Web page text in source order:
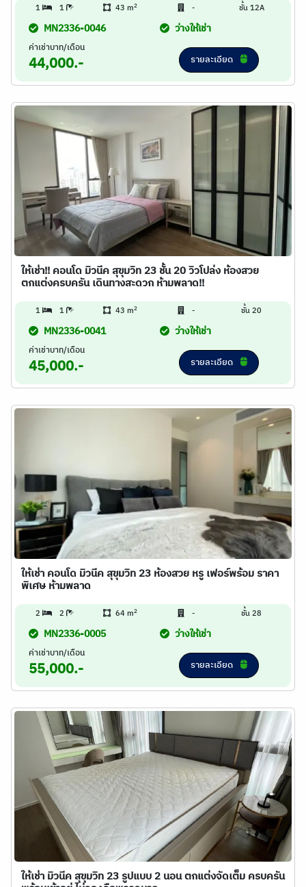
1 1 43 m2 - ชั้น 12A
MN2336-0046 ว่างให้เช่า
ค่าเช่าบาท/เดือน
44,000.- รายละเอียด
ให้เช่า!! คอนโด มิวนีค สุขุมวิท 23 ชั้น 20 วิวโปล่ง ห้องสวย
ตกแต่งครบครัน เดินทางสะดวก ห้ามพลาด!!
1 1 43 m2 - ชั้น 20
MN2336-0041 ว่างให้เช่า
ค่าเช่าบาท/เดือน
45,000.- รายละเอียด
ให้เช่า คอนโด มิวนีค สุขุมวิท 23 ห้องสวย หรู เฟอร์พร้อม ราคา
พิเศษ ห้ามพลาด
2 2 64 m2 - ชั้น 28
MN2336-0005 ว่างให้เช่า
ค่าเช่าบาท/เดือน
55,000.- รายละเอียด
ให้เช่า มิวนีค สุขุมวิท 23 รูปแบบ 2 นอน ตกแต่งจัดเต็ม ครบครัน